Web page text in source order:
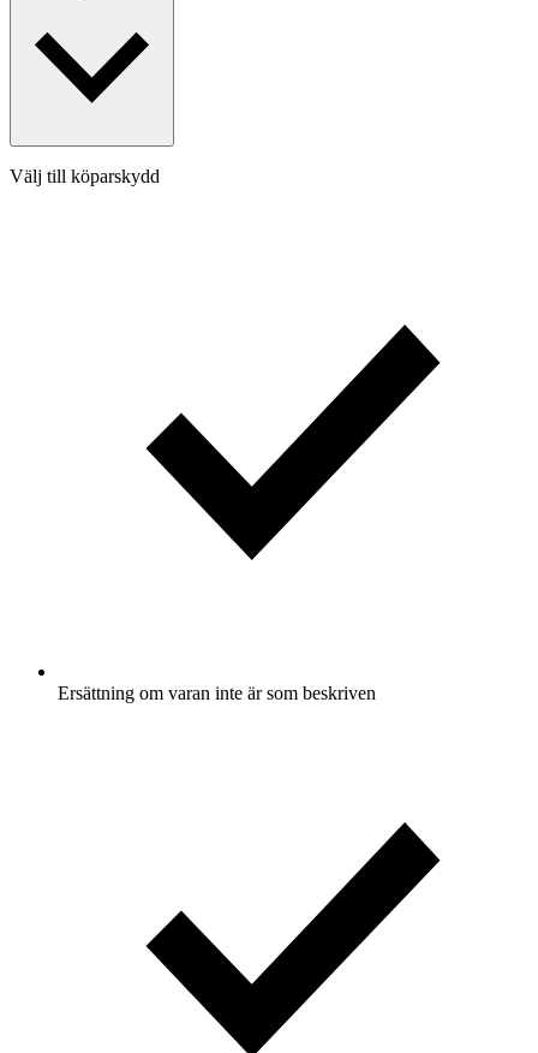
Välj till köparskydd
Ersättning om varan inte är som beskriven